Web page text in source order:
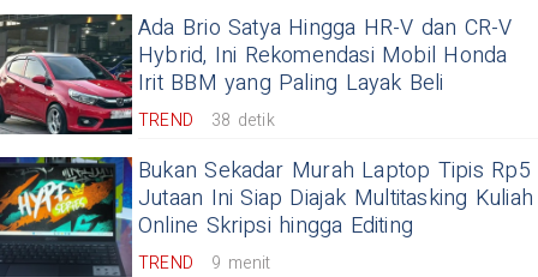
Ada Brio Satya Hingga HR-V dan CR-V
Hybrid, Ini Rekomendasi Mobil Honda
Irit BBM yang Paling Layak Beli
TREND 38 detik
Bukan Sekadar Murah Laptop Tipis Rp5
Jutaan Ini Siap Diajak Multitasking Kuliah
Online Skripsi hingga Editing
TREND 9 menit